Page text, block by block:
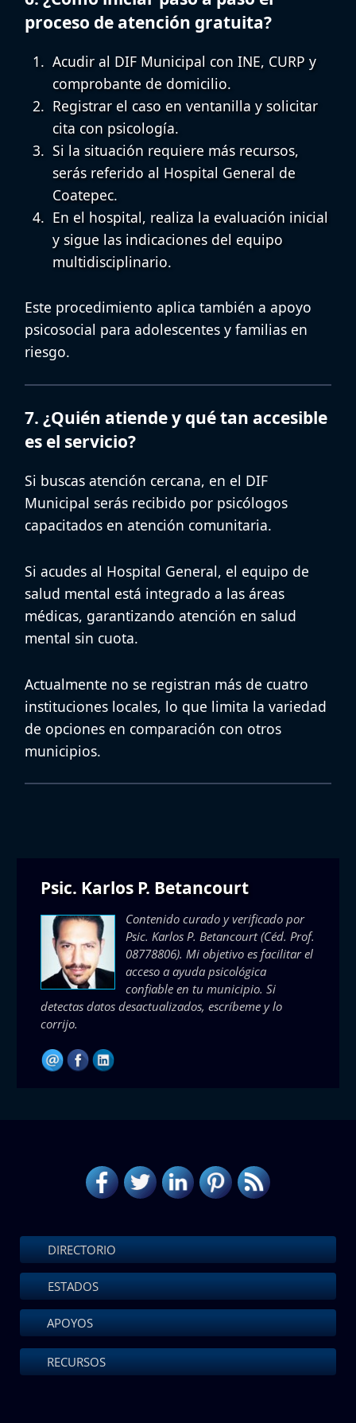
proceso de atención gratuita?
Acudir al DIF Municipal con INE, CURP y
comprobante de domicilio.
Registrar el caso en ventanilla y solicitar
cita con psicología.
Si la situación requiere más recursos,
serás referido al Hospital General de
Coatepec.
En el hospital, realiza la evaluación inicial
y sigue las indicaciones del equipo
multidisciplinario.
Este procedimiento aplica también a apoyo
psicosocial para adolescentes y familias en
riesgo.
7. ¿Quién atiende y qué tan accesible
es el servicio?
Si buscas atención cercana, en el DIF
Municipal serás recibido por psicólogos
capacitados en atención comunitaria.
Si acudes al Hospital General, el equipo de
salud mental está integrado a las áreas
médicas, garantizando atención en salud
mental sin cuota.
Actualmente no se registran más de cuatro
instituciones locales, lo que limita la variedad
de opciones en comparación con otros
municipios.
Psic. Karlos P. Betancourt
Contenido curado y verificado por
Psic. Karlos P. Betancourt(Céd. Prof.
08778806). Mi objetivo es facilitar el
acceso a ayuda psicológica
confiable en tu municipio. Si
detectas datos desactualizados, escríbeme y lo
corrijo.
DIRECTORIO
ESTADOS
APOYOS
RECURSOS